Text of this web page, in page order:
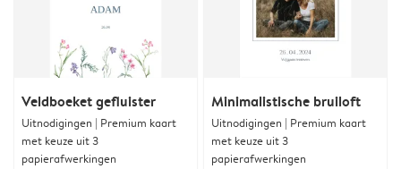
Veldboeket gefluister
Uitnodigingen | Premium kaart
met keuze uit 3
papierafwerkingen
Minimalistische bruiloft
Uitnodigingen | Premium kaart
met keuze uit 3
papierafwerkingen